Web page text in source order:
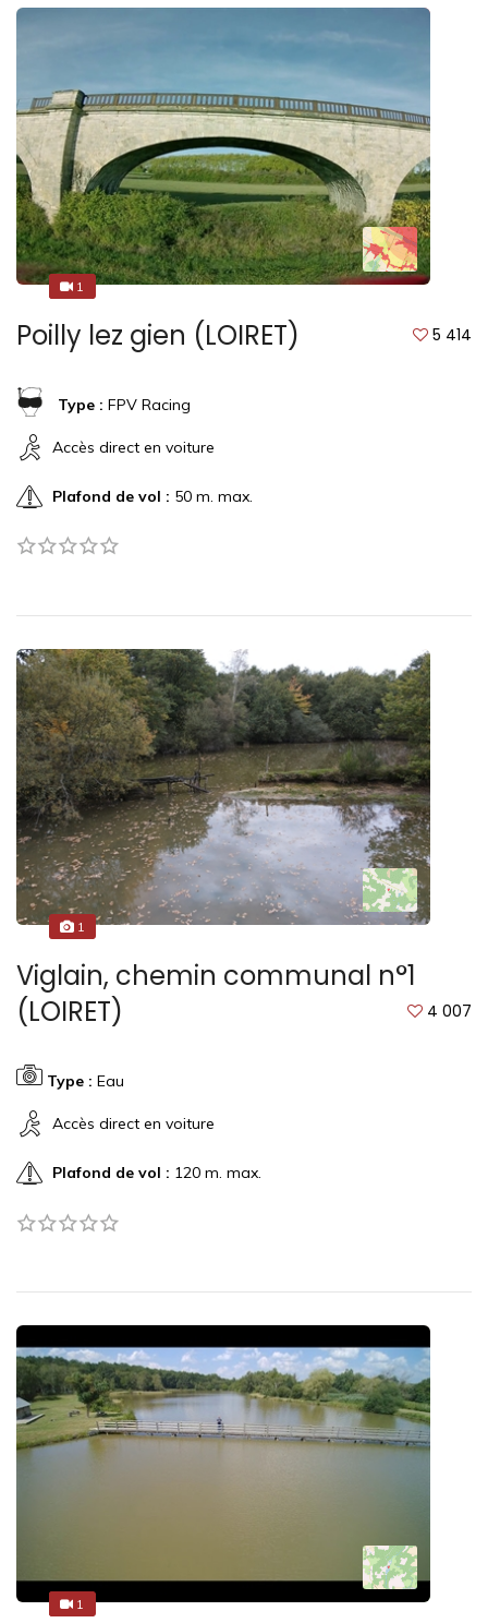
11
Poilly lez gien (LOIRET) 5 414
Type : FPV Racing
Accès direct en voiture
Plafond de vol : 50 m. max.
1
Viglain, chemin communal n°1
(LOIRET)
4 007
Type : Eau
Accès direct en voiture
Plafond de vol : 120 m. max.
11